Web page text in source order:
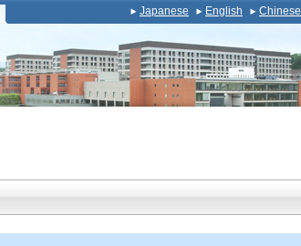
Japanese English Chinese